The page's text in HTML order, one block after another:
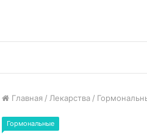
Главная / Лекарства /
Гормональные